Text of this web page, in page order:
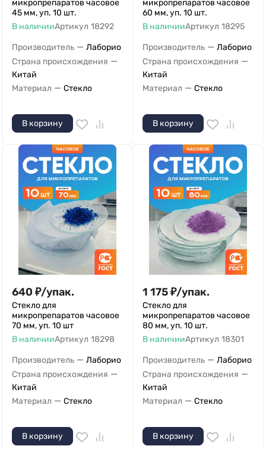
микропрепаратов часовое
45 мм, уп. 10 шт.
В наличииАртикул 18292
Производитель — Лаборио
Страна происхождения —
Китай
Материал — Стекло
В корзину
микропрепаратов часовое
60 мм, уп. 10 шт.
В наличииАртикул 18295
Производитель — Лаборио
Страна происхождения —
Китай
Материал — Стекло
В корзину
640 ₽/упак.
Стекло для
микропрепаратов часовое
70 мм, уп. 10 шт
В наличииАртикул 18298
Производитель — Лаборио
Страна происхождения —
Китай
Материал — Стекло
В корзину
1 175₽/упак.
Стекло для
микропрепаратов часовое
80 мм, уп. 10 шт.
В наличииАртикул 18301
Производитель — Лаборио
Страна происхождения —
Китай
Материал — Стекло
В корзину